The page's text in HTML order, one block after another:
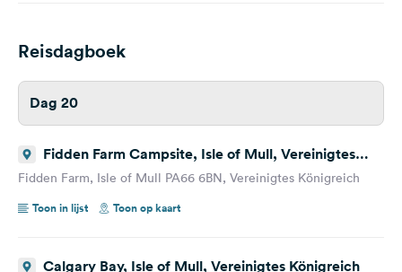
Reisdagboek
Dag 20
Fidden Farm Campsite, Isle of Mull, Vereinigtes
Königreich
Fidden Farm, Isle of Mull PA66 6BN, Vereinigtes Königreich
Toon in lijst
Toon op kaart
Calgary Bay, Isle of Mull, Vereinigtes Königreich